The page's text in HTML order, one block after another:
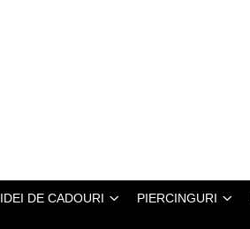
IDEI DE CADOURI PIERCINGURI